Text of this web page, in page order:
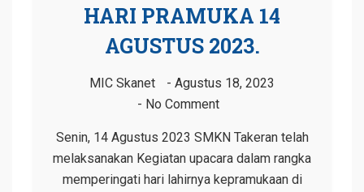
HARI PRAMUKA 14
AGUSTUS 2023.
MIC Skanet
Agustus 18, 2023
No Comment
Senin, 14 Agustus 2023 SMKN Takeran telah
melaksanakan Kegiatan upacara dalam rangka
memperingati hari lahirnya kepramukaan di